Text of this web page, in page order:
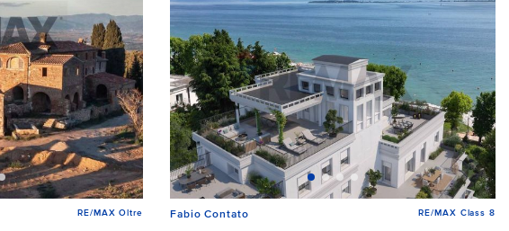
RE/MAX Oltre Fabio Contato RE/MAX Class 8